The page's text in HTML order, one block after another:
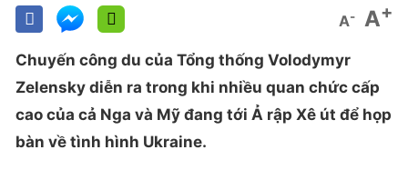
A- A+
Chuyến công du của Tổng thống Volodymyr
Zelensky diễn ra trong khi nhiều quan chức cấp
cao của cả Nga và Mỹ đang tới Ả rập Xê út để họp
bàn về tình hình Ukraine.